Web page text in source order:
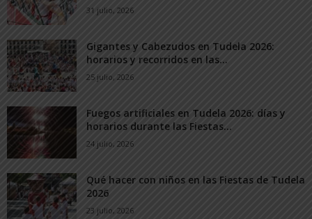
31 julio, 2026
Gigantes y Cabezudos en Tudela 2026:
horarios y recorridos en las...
25 julio, 2026
Fuegos artificiales en Tudela 2026: días y
horarios durante las Fiestas...
24 julio, 2026
Qué hacer con niños en las Fiestas de Tudela
2026
23 julio, 2026